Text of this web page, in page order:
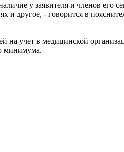
у заявителя и членов
и другое, - говорится в
на учет в медицинской
минимума.